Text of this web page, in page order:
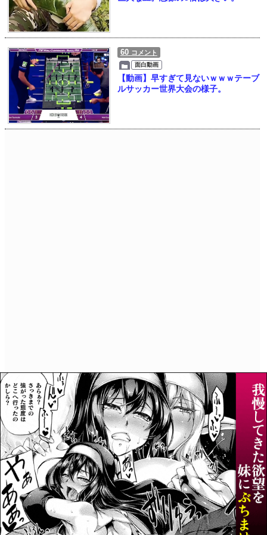
60 コメント
面白動画
【動画】早すぎて見ないｗｗｗテーブ
ルサッカー世界大会の様子。